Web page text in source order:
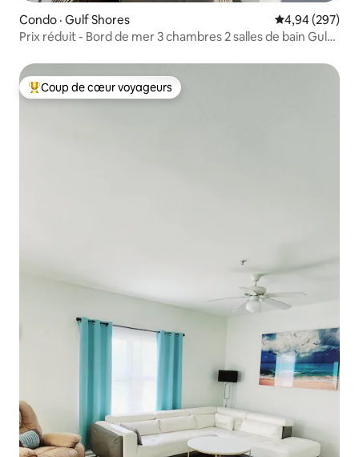
Condo · Gulf Shores Note
4,94 (297)
Prix réduit - Bord de mer 3 chambres 2 salles de bain Gulf
Coup de cœur voyageurs parmi les plus aimés
Coup de cœur voyageurs